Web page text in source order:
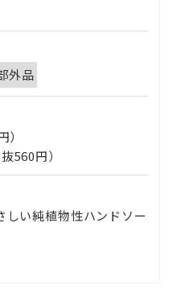
外品
560円）
い純植物性ハンドソー